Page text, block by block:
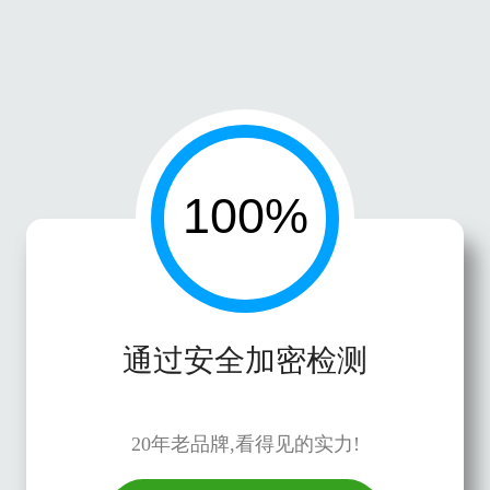
通过安全加密检测
20年老品牌,看得见的实力!